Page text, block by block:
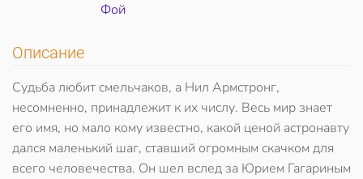
Фой
Описание
Судьба любит смельчаков, а Нил Армстронг,
несомненно, принадлежит к их числу. Весь мир знает
его имя, но мало кому известно, какой ценой астронавту
дался маленький шаг, ставший огромным скачком для
всего человечества. Он шел вслед за Юрием Гагариным